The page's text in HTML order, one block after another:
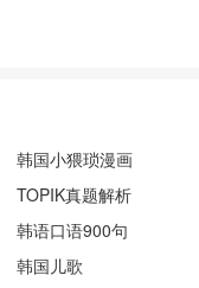
韩国小猥琐漫画
TOPIK真题解析
韩语口语900句
韩国儿歌